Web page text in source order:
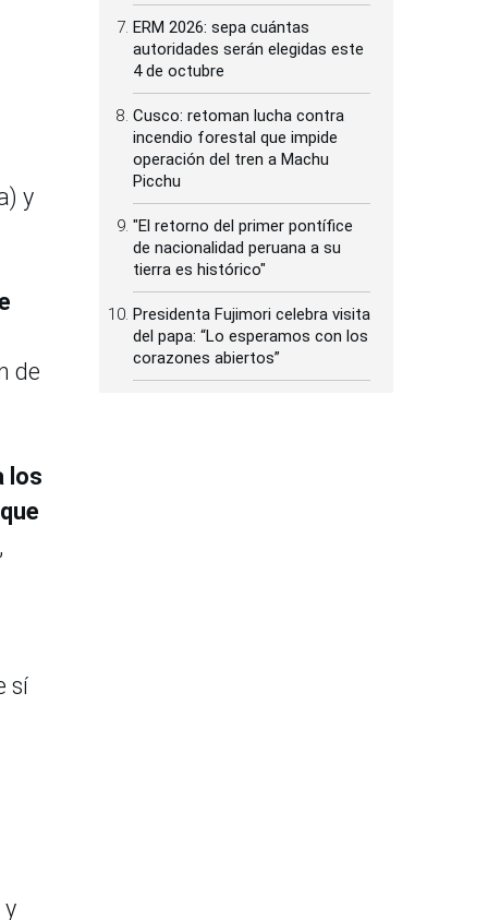
y
de
los
sí
y
ERM 2026: sepa cuántas
autoridades serán elegidas este
4 de octubre
Cusco: retoman lucha contra
incendio forestal que impide
operación del tren a Machu
Picchu
"El retorno del primer pontífice
de nacionalidad peruana a su
tierra es histórico"
Presidenta Fujimori celebra visita
del papa: “Lo esperamos con los
corazones abiertos”